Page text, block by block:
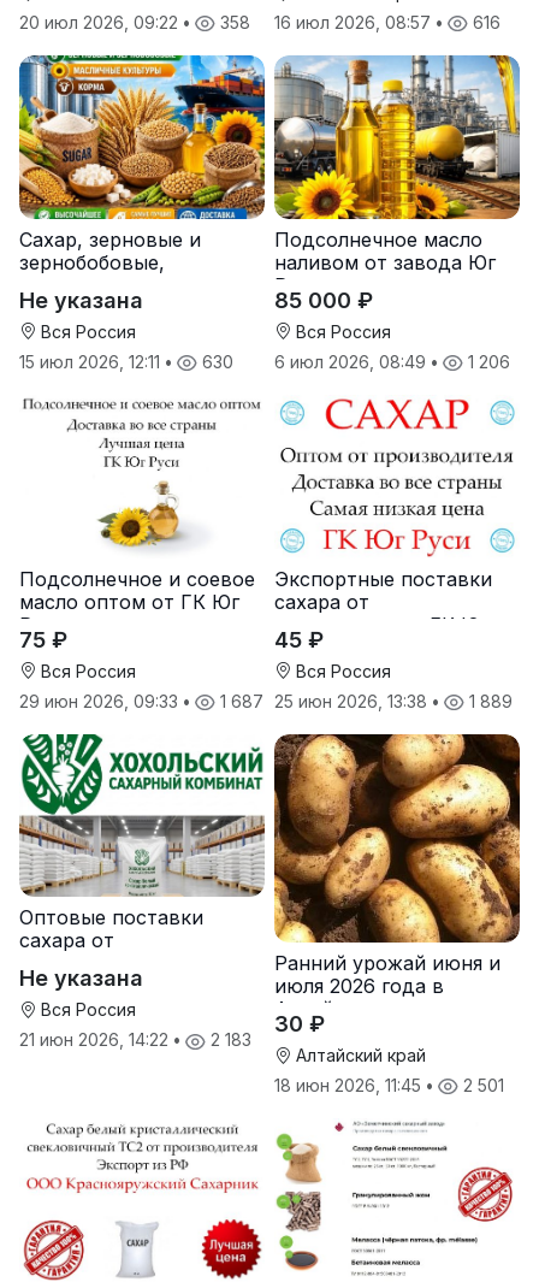
20 июл 2026, 09:22 • 358
16 июл 2026, 08:57 • 616
Сахар, зерновые и
зернобобовые,
корма
Не указана
Вся Россия
15 июл 2026, 12:11 • 630
Подсолнечное масло
наливом от завода Юг
Руси
85 000 ₽
Вся Россия
6 июл 2026, 08:49 • 1 206
Подсолнечное и соевое
масло оптом от ГК Юг
Руси
75 ₽
Вся Россия
29 июн 2026, 09:33 • 1 687
Экспортные поставки
сахара от
производителя ГК Юг
Руси
45 ₽
Вся Россия
25 июн 2026, 13:38 • 1 889
Оптовые поставки
сахара от
Хохольский сахарный
комбинат
Не указана
Вся Россия
21 июн 2026, 14:22 • 2 183
Ранний урожай июня и
июля 2026 года в
Алтайском крае
30 ₽
Алтайский край
18 июн 2026, 11:45 • 2 501